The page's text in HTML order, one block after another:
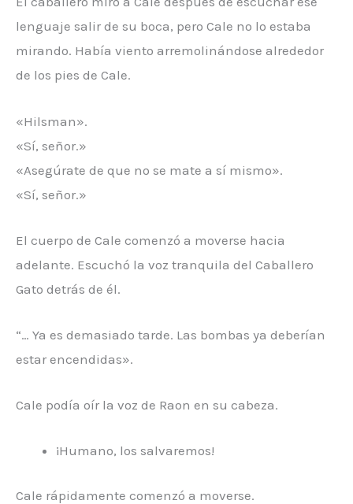
lenguaje salir de su boca, pero Cale no lo estaba
mirando. Había viento arremolinándose alrededor
de los pies de Cale.
«Hilsman».
«Sí, señor.»
«Asegúrate de que no se mate a sí mismo».
«Sí, señor.»
El cuerpo de Cale comenzó a moverse hacia
adelante. Escuchó la voz tranquila del Caballero
Gato detrás de él.
“… Ya es demasiado tarde. Las bombas ya deberían
estar encendidas».
Cale podía oír la voz de Raon en su cabeza.
¡Humano, los salvaremos!
Cale rápidamente comenzó a moverse.